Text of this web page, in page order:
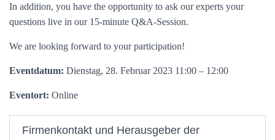
In addition, you have the opportunity to ask our experts your
questions live in our 15-minute Q&A-Session.
We are looking forward to your participation!
Eventdatum: Dienstag, 28. Februar 2023 11:00 – 12:00
Eventort: Online
Firmenkontakt und Herausgeber der